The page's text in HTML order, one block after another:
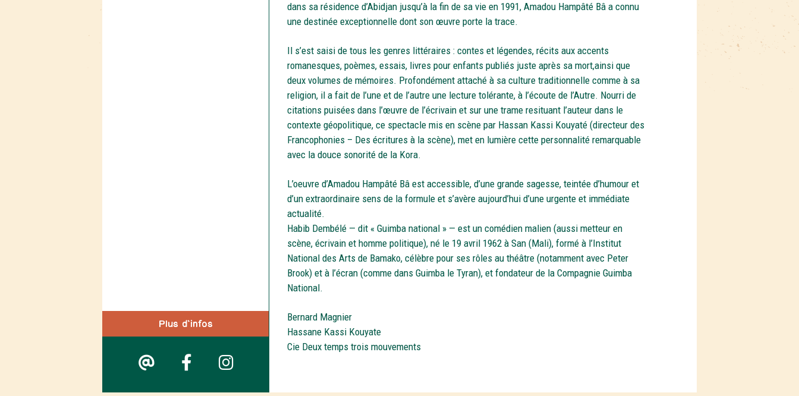
Plus d'infos
dans sa résidence d’Abidjan jusqu’à la fin de sa vie en 1991, Amadou Hampâté Bâ a connu
une destinée exceptionnelle dont son œuvre porte la trace.
Il s’est saisi de tous les genres littéraires : contes et légendes, récits aux accents
romanesques, poèmes, essais, livres pour enfants publiés juste après sa mort,ainsi que
deux volumes de mémoires. Profondément attaché à sa culture traditionnelle comme à sa
religion, il a fait de l’une et de l’autre une lecture tolérante, à l’écoute de l’Autre. Nourri de
citations puisées dans l’œuvre de l’écrivain et sur une trame resituant l’auteur dans le
contexte géopolitique, ce spectacle mis en scène par Hassan Kassi Kouyaté (directeur des
Francophonies – Des écritures à la scène), met en lumière cette personnalité remarquable
avec la douce sonorité de la Kora.
L’oeuvre d’Amadou Hampâté Bâ est accessible, d’une grande sagesse, teintée d’humour et
d’un extraordinaire sens de la formule et s’avère aujourd’hui d’une urgente et immédiate
actualité.
Habib Dembélé — dit « Guimba national » — est un comédien malien (aussi metteur en
scène, écrivain et homme politique), né le 19 avril 1962 à San (Mali), formé à l’Institut
National des Arts de Bamako, célèbre pour ses rôles au théâtre (notamment avec Peter
Brook) et à l’écran (comme dans Guimba le Tyran), et fondateur de la Compagnie Guimba
National.
Bernard Magnier
Hassane Kassi Kouyate
Cie Deux temps trois mouvements